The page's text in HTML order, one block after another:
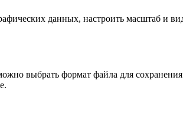
данных, настроить масштаб и
выбрать формат файла для